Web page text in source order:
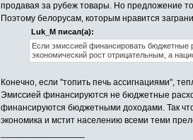
продавая за рубеж товары. Но предложение
Поэтому белорусам, которым нравится
Luk_M писал(а):
Если эмиссией финансировать бюджетные
экономический рост отрицательным, а
Конечно, если "топить печь ассигнациями",
Эмиссией финансируются не бюджетные
финансируются бюджетными доходами. Так
экономика и мстит населению всеми теми